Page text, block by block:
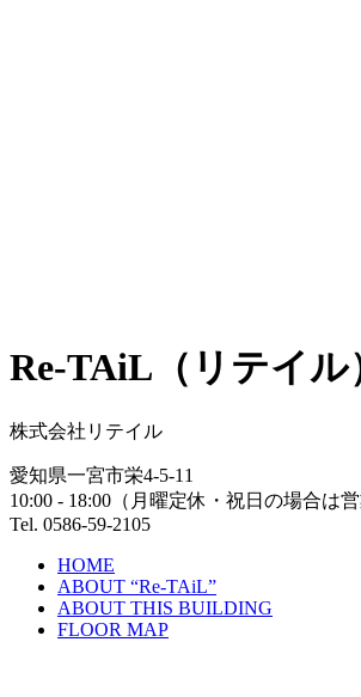
Re-TAiL（リテイル
株式会社リテイル
愛知県一宮市栄4-5-11
10:00 - 18:00（月曜定休・祝日の場合は営
Tel. 0586-59-2105
HOME
ABOUT “Re-TAiL”
ABOUT THIS BUILDING
FLOOR MAP